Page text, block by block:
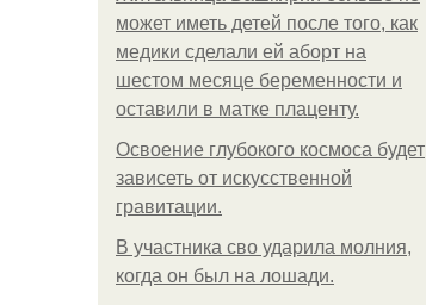
может иметь детей после того, как
медики сделали ей аборт на
шестом месяце беременности и
оставили в матке плаценту.
Освоение глубокого космоса будет
зависеть от искусственной
гравитации.
В участника сво ударила молния,
когда он был на лошади.